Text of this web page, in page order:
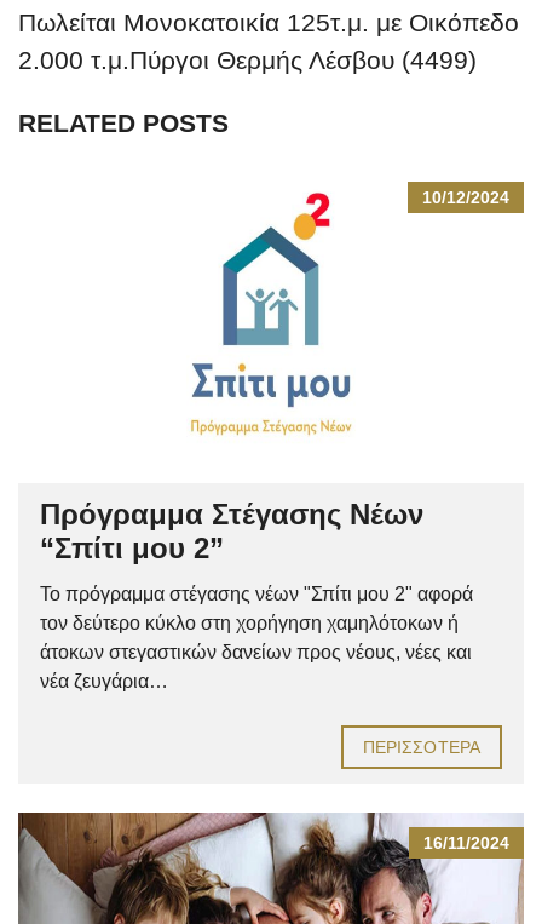
Πωλείται Μονοκατοικία 125τ.μ. με Οικόπεδο
2.000 τ.μ.Πύργοι Θερμής Λέσβου (4499)
RELATED POSTS
10/12/2024
Πρόγραμμα Στέγασης Νέων
“Σπίτι μου 2”
Το πρόγραμμα στέγασης νέων "Σπίτι μου 2" αφορά
τον δεύτερο κύκλο στη χορήγηση χαμηλότοκων ή
άτοκων στεγαστικών δανείων προς νέους, νέες και
νέα ζευγάρια…
ΠΕΡΙΣΣΌΤΕΡΑ
16/11/2024